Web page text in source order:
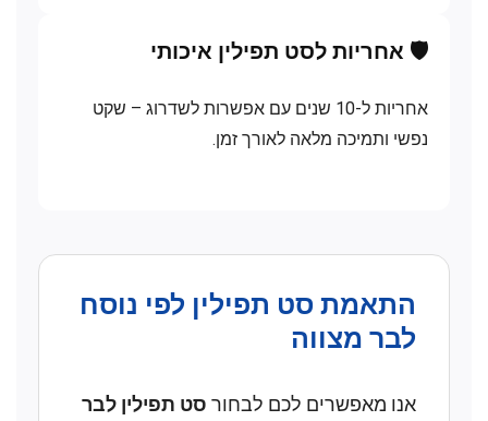
🛡 אחריות לסט תפילין איכותי
אחריות ל-10 שנים עם אפשרות לשדרוג – שקט
נפשי ותמיכה מלאה לאורך זמן.
התאמת סט תפילין לפי נוסח
לבר מצווה
אנו מאפשרים לכם לבחור סט תפילין לבר